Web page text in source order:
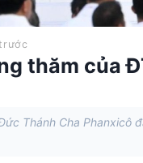
thăm của
Thánh Cha Phanxicô